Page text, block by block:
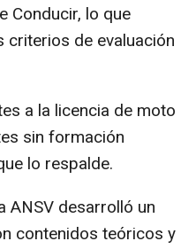
Conducir, lo que
criterios de evaluación
a la licencia de moto
sin formación
lo respalde.
ANSV desarrolló un
contenidos teóricos y